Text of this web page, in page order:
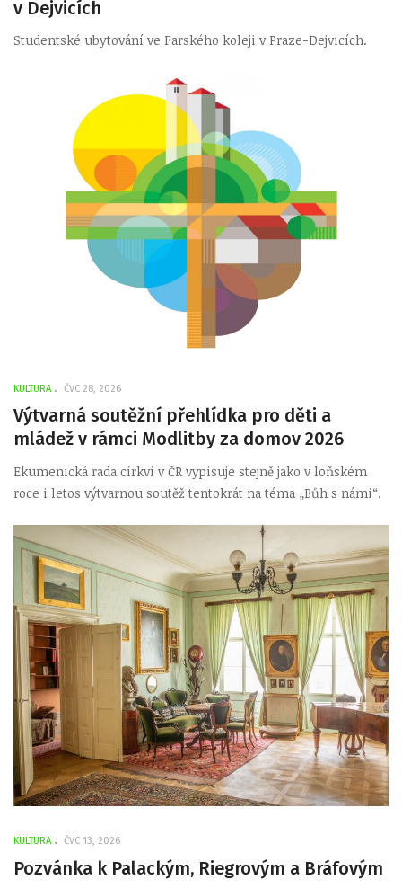
v Dejvicích
Studentské ubytování ve Farského koleji v Praze-Dejvicích.
KULTURA ČVC 28, 2026
Výtvarná soutěžní přehlídka pro děti a
mládež v rámci Modlitby za domov 2026
Ekumenická rada církví v ČR vypisuje stejně jako v loňském
roce i letos výtvarnou soutěž tentokrát na téma „Bůh s námi“.
KULTURA ČVC 13, 2026
Pozvánka k Palackým, Riegrovým a Bráfovým